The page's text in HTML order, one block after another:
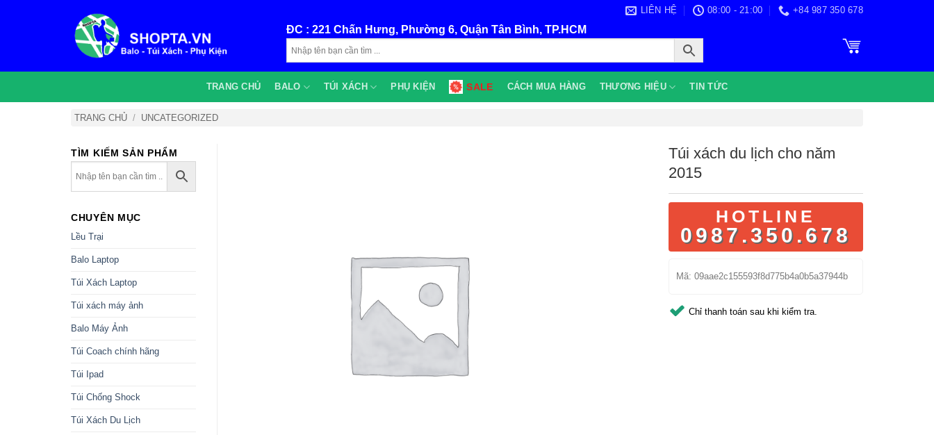
LIÊN HỆ 08:00 - 21:00 +84 987 350 678
ĐC : 221 Chấn Hưng, Phường 6, Quận Tân Bình, TP.HCM
TRANG CHỦ BALO TÚI XÁCH PHỤ KIỆN SALE CÁCH MUA HÀNG THƯƠNG HIỆU TIN TỨC
TRANG CHỦ / UNCATEGORIZED
TÌM KIẾM SẢN PHẨM
CHUYÊN MỤC
Lều Trại
Balo Laptop
Túi Xách Laptop
Túi xách máy ảnh
Balo Máy Ảnh
Túi Coach chính hãng
Túi Ipad
Túi Chống Shock
Túi Xách Du Lịch
Túi xách du lịch cho năm
2015
HOTLINE
0987.350.678
Mã:09aae2c155593f8d775b4a0b5a37944b
Chỉ thanh toán sau khi kiểm tra.